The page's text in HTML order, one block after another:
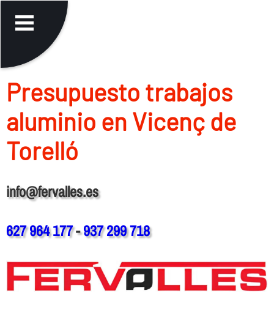
Presupuesto trabajos
aluminio en Vicenç de
Torelló
info@fervalles.es
627 964 177-937 299 718